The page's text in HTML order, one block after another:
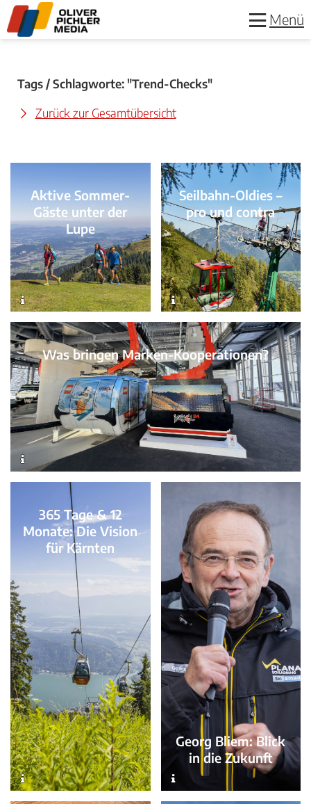
Menü
Tags / Schlagworte: "Trend-Checks"
Zurück zur Gesamtübersicht
Aktive Sommer-
Gäste unter der
Lupe
Was bringen Marken-Kooperationen?
365 Tage & 12
Monate: Die Vision
für Kärnten
Seilbahn-Oldies –
pro und contra
Georg Bliem: Blick
in die Zukunft